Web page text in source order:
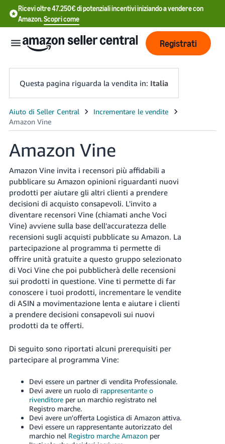
Ricevi oltre 47.250€ di potenziali incentivi iniziando a vendere con
Amazon.Scopri come
Italiano
中
文
-
CN
中
文
-
TW
Deutsch
- DE
Français
- FR
Italiano
- IT
本
-
JP
한
국
어
Login
Registrati
Registrati
Questa pagina riguarda la vendita in: Italia
Amazon Vine
Amazon Vine invita i recensori più affidabili a
pubblicare su Amazon opinioni riguardanti nuovi
prodotti per aiutare gli altri clienti a prendere
decisioni di acquisto consapevoli. L'invito a
diventare recensori Vine (chiamati anche Voci
Vine) avviene sulla base dell'accuratezza delle
recensioni sugli acquisti pubblicate su Amazon. La
partecipazione al programma ti permette di
offrire unità gratuite a questo gruppo selezionato
di Voci Vine che poi pubblicherà delle recensioni
sui prodotti in questione. Vine ti permette di far
conoscere i tuoi prodotti, incrementare le vendite
di ASIN a movimentazione lenta e aiutare i clienti
a prendere decisioni consapevoli sui nuovi
prodotti da te offerti.
Di seguito sono riportati alcuni prerequisiti per
partecipare al programma Vine:
Devi essere un partner di vendita Professionale.
Devi avere un ruolo di rappresentante o
rivenditore per un marchio registrato nel
Registro marche.
Devi avere un'offerta Logistica di Amazon attiva.
Devi essere un rappresentante autorizzato del
marchio nel Registro marche Amazonper